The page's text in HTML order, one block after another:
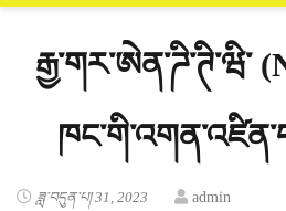
རྒྱ་གར་ཨེན་ཌི་ཊི་ཝི་
ཟླ་བདུན་པ། 31, 2023
admin